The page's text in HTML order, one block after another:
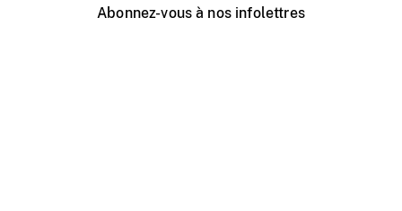
Abonnez-vous à nos infolettres